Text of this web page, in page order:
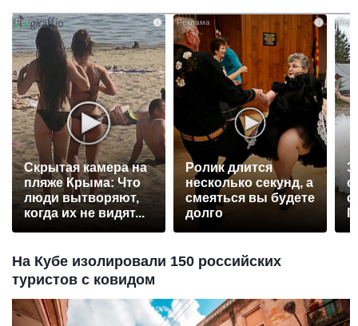
i
Скрытая камера на
пляже Крыма: Что
люди вытворяют,
когда их не видят...
Ролик длится
несколько секунд, а
смеяться вы будете
долго
На Кубе изолировали 150 российских
туристов с ковидом